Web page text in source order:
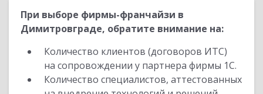
При выборе фирмы-франчайзи в
Димитровграде, обратите внимание на:
Количество клиентов (договоров ИТС)
на сопровождении у партнера фирмы 1С.
Количество специалистов, аттестованных